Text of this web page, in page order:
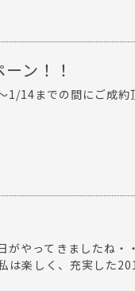
ン！！
14までの間にご成約
がやってきましたね・
は楽しく、充実した